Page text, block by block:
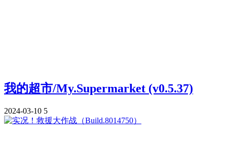
我的超市/My.Supermarket (v0.5.37)
2024-03-10 5